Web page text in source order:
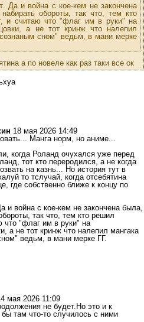
Да и война с кое-кем не закончена
обороты, так что, тем кто
и считаю что "флаг им в руки" на
а не тот кринж что налепил
сном" ведьм, в мани мерке
а по новеле как раз таки все ок
18 мая 2026 14:49
Манга норм, но аниме...
когда Роланд очухался уже перед
тот кто переродился, а не когда
на казнь... Но история тут в
то тслучай, когда отсебятина
где собственно ближе к концу по
и война с кое-кем не закончена была,
так что, тем кто решил
что "флаг им в руки" на
а не тот кринж что налепил мангака
ведьм, в мани мерке ГГ.
мая 2026 11:09
не будет.Но это и к
там что-то случилось с ними